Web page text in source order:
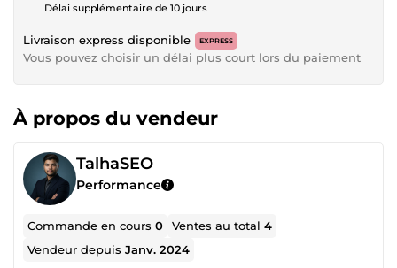
Délai supplémentaire de 10 jours
Livraison express disponible EXPRESS
Vous pouvez choisir un délai plus court lors du paiement
À propos du vendeur
TalhaSEO
Performance
Commande en cours0 Ventes au total4
Vendeur depuisJanv. 2024